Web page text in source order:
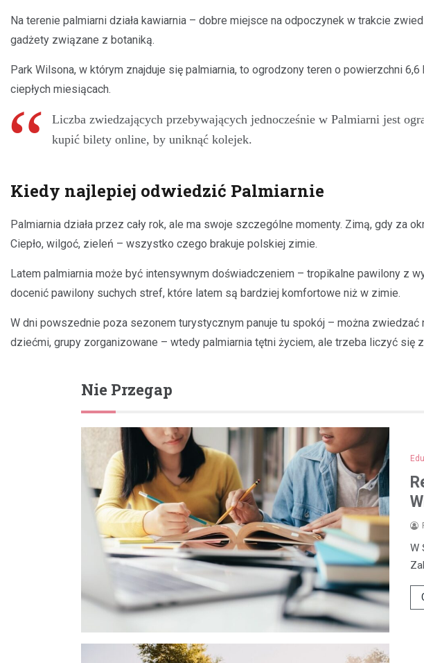
Na terenie palmiarni działa kawiarnia – dobre miejsce na odpoczynek w trakcie
gadżety związane z botaniką.
Park Wilsona, w którym znajduje się palmiarnia, to ogrodzony teren o powierzchni
ciepłych miesiącach.
Liczba zwiedzających przebywających jednocześnie w Palmiarni jest
kupić bilety online, by uniknąć kolejek.
Kiedy najlepiej odwiedzić Palmiarnie
Palmiarnia działa przez cały rok, ale ma swoje szczególne momenty. Zimą, gdy
Ciepło, wilgoć, zieleń – wszystko czego brakuje polskiej zimie.
Latem palmiarnia może być intensywnym doświadczeniem – tropikalne pawilony z
docenić pawilony suchych stref, które latem są bardziej komfortowe niż w zimie.
W dni powszednie poza sezonem turystycznym panuje tu spokój – można
dziećmi, grupy zorganizowane – wtedy palmiarnia tętni życiem, ale trzeba liczyć się
Nie Przegap
W